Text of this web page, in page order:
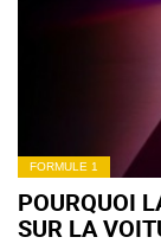
FORMULE 1
POURQUOI
SUR LA